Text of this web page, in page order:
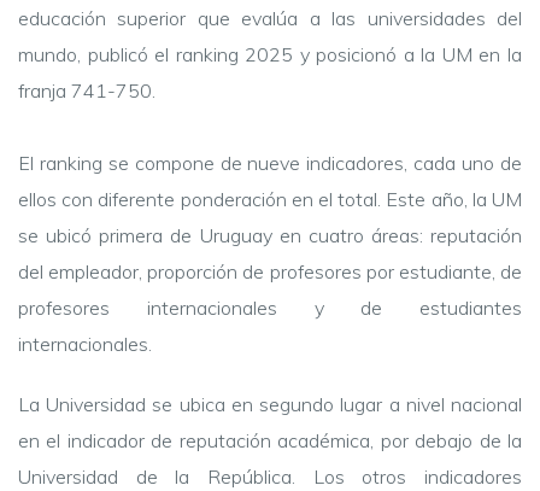
educación superior que evalúa a las universidades del
mundo, publicó el ranking 2025 y posicionó a la UM en la
franja 741-750.
El ranking se compone de nueve indicadores, cada uno de
ellos con diferente ponderación en el total. Este año, la UM
se ubicó primera de Uruguay en cuatro áreas: reputación
del empleador, proporción de profesores por estudiante, de
profesores internacionales y de estudiantes
internacionales.
La Universidad se ubica en segundo lugar a nivel nacional
en el indicador de reputación académica, por debajo de la
Universidad de la República. Los otros indicadores